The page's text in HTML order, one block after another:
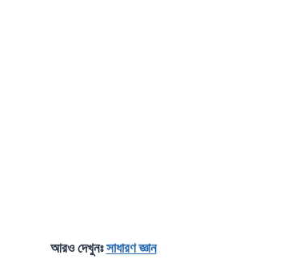
আরও দেখুনঃসাধারণ জ্ঞান